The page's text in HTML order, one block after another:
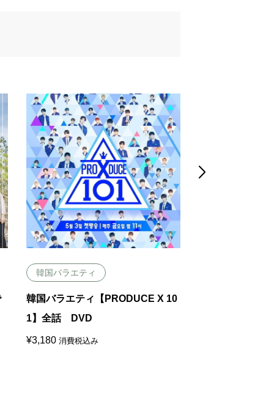
韓国バラエティ
韓国バラエティ【PRODUCE X 10
1】全話 DVD
¥3,180 消費税込み
